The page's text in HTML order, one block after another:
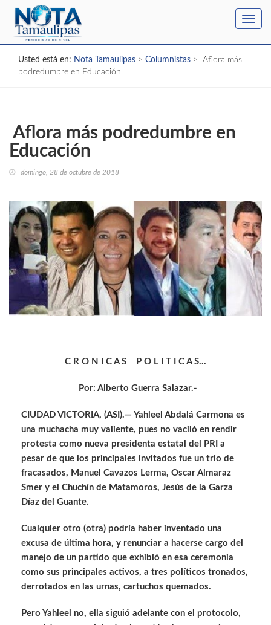
Usted está en: Nota Tamaulipas > Columnistas >
Aflora más
podredumbre en Educación
Aflora más podredumbre en
Educación
domingo, 28 de octubre de 2018
C R O N I C A S P O L I T I C A S…
Por: Alberto Guerra Salazar.-
CIUDAD VICTORIA, (ASI).— Yahleel Abdalá Carmona es
una muchacha muy valiente, pues no vaciló en rendir
protesta como nueva presidenta estatal del PRI a
pesar de que los principales invitados fue un trio de
fracasados, Manuel Cavazos Lerma, Oscar Almaraz
Smer y el Chuchín de Matamoros, Jesús de la Garza
Díaz del Guante.
Cualquier otro (otra) podría haber inventado una
excusa de última hora, y renunciar a hacerse cargo del
manejo de un partido que exhibió en esa ceremonia
como sus principales activos, a tres políticos tronados,
derrotados en las urnas, cartuchos quemados.
Pero Yahleel no, ella siguió adelante con el protocolo,